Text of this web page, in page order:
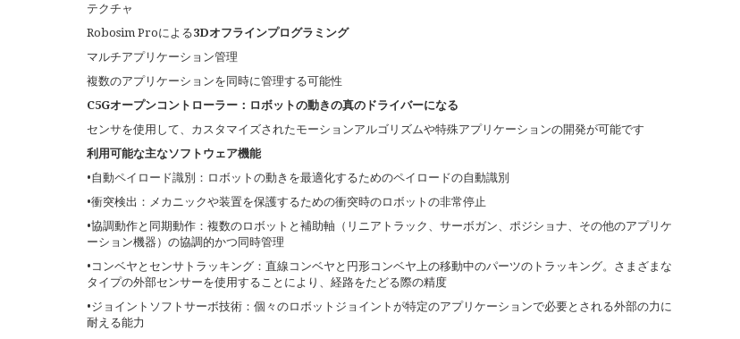
テクチャ
Robosim Proによる3Dオフラインプログラミング
マルチアプリケーション管理
複数のアプリケーションを同時に管理する可能性
C5Gオープンコントローラー：ロボットの動きの真のドライバーになる
センサを使用して、カスタマイズされたモーションアルゴリズムや特殊アプリケーションの開発が可能です
利用可能な主なソフトウェア機能
•自動ペイロード識別：ロボットの動きを最適化するためのペイロードの自動識別
•衝突検出：メカニックや装置を保護するための衝突時のロボットの非常停止
•協調動作と同期動作：複数のロボットと補助軸（リニアトラック、サーボガン、ポジショナ、その他のアプリケ
ーション機器）の協調的かつ同時管理
•コンベヤとセンサトラッキング：直線コンベヤと円形コンベヤ上の移動中のパーツのトラッキング。さまざまな
タイプの外部センサーを使用することにより、経路をたどる際の精度
•ジョイントソフトサーボ技術：個々のロボットジョイントが特定のアプリケーションで必要とされる外部の力に
耐える能力